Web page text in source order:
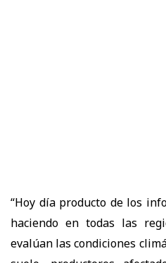
“Hoy día producto de los
haciendo en todas las
evalúan las condiciones